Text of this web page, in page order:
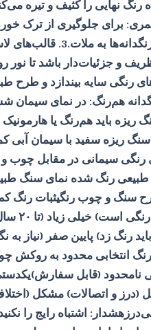
برای جلوگیری از ترک
چسبندگی رنگدانه‌ها به
و جزئیات‌دار باشد تا نور
رنگی سایه بیندازد و طرح
سنگدانه هم‌رنگ: در نمای سیمان
ریزه باید هم‌رنگ یا هارمونیک
سنگ ریزه سفید با سیمان آبی
رنگی سیمانی در مقابل چوب
رنگ شده نمای سنگ
(سنگ
رنگ زد) پایین صفر (نیاز به
رنگ انتخابی محدود به روکش
نامحدود (قابل
و اتصالات) مشکل
اشتباه رایج را